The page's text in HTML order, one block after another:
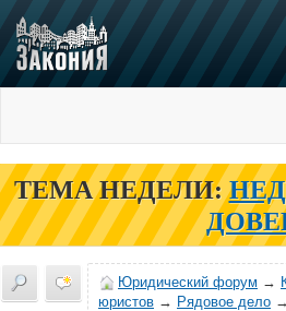
ТЕМА НЕДЕЛИ:
Юридический форум →
юристов → Рядовое дело →